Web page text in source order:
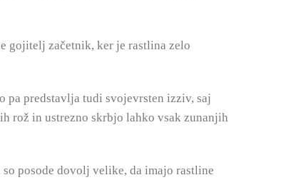
gojitelj začetnik, ker je rastlina zelo
pa predstavlja tudi svojevrsten izziv, saj
rož in ustrezno skrbjo lahko vsak zunanjih
posode dovolj velike, da imajo rastline